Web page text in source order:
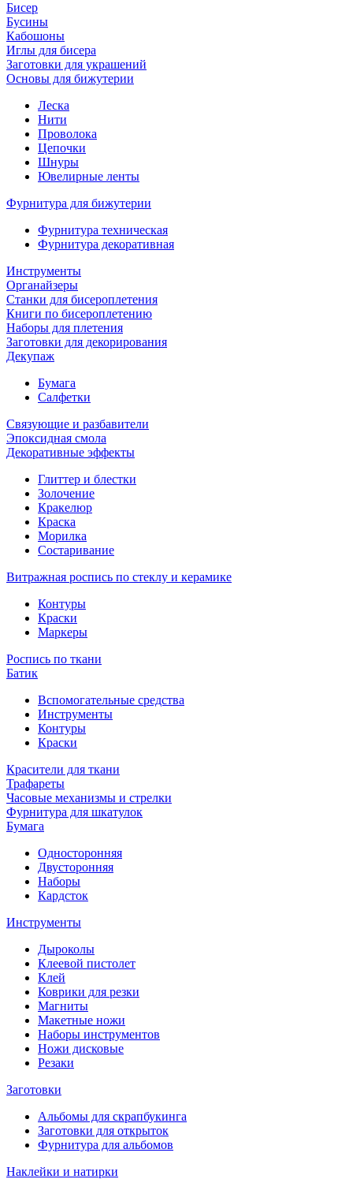
Бисер
Бусины
Кабошоны
Иглы для бисера
Заготовки для украшений
Основы для бижутерии
Леска
Нити
Проволока
Цепочки
Шнуры
Ювелирные ленты
Фурнитура для бижутерии
Фурнитура техническая
Фурнитура декоративная
Инструменты
Органайзеры
Станки для бисероплетения
Книги по бисероплетению
Наборы для плетения
Заготовки для декорирования
Декупаж
Бумага
Салфетки
Связующие и разбавители
Эпоксидная смола
Декоративные эффекты
Глиттер и блестки
Золочение
Кракелюр
Краска
Морилка
Состаривание
Витражная роспись по стеклу и керамике
Контуры
Краски
Маркеры
Роспись по ткани
Батик
Вспомогательные средства
Инструменты
Контуры
Краски
Красители для ткани
Трафареты
Часовые механизмы и стрелки
Фурнитура для шкатулок
Бумага
Односторонняя
Двусторонняя
Наборы
Кардсток
Инструменты
Дыроколы
Клеевой пистолет
Клей
Коврики для резки
Магниты
Макетные ножи
Наборы инструментов
Ножи дисковые
Резаки
Заготовки
Альбомы для скрапбукинга
Заготовки для открыток
Фурнитура для альбомов
Наклейки и натирки